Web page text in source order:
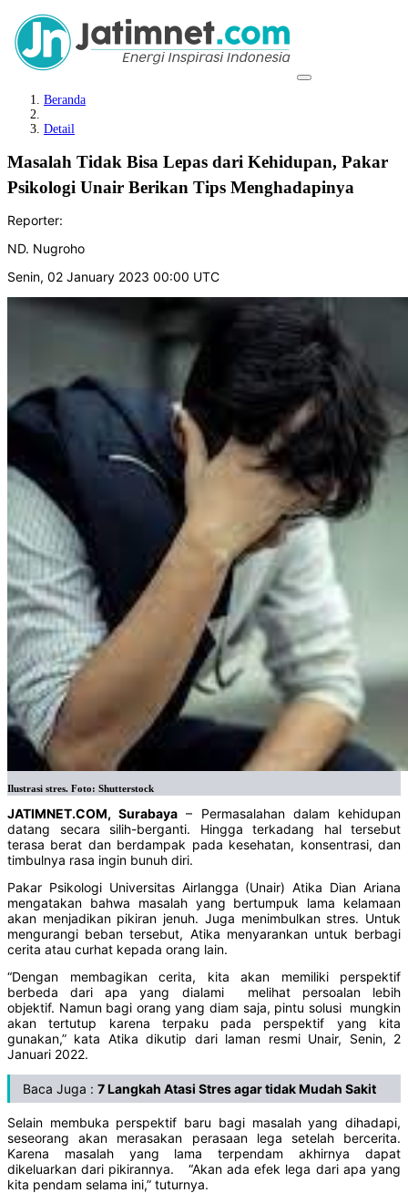
Beranda
Detail
Masalah Tidak Bisa Lepas dari Kehidupan, Pakar
Psikologi Unair Berikan Tips Menghadapinya
Reporter:
ND. Nugroho
Senin, 02 January 2023 00:00 UTC
Ilustrasi stres. Foto: Shutterstock
JATIMNET.COM, Surabaya – Permasalahan dalam kehidupan
datang secara silih-berganti. Hingga terkadang hal tersebut
terasa berat dan berdampak pada kesehatan, konsentrasi, dan
timbulnya rasa ingin bunuh diri.
Pakar Psikologi Universitas Airlangga (Unair) Atika Dian Ariana
mengatakan bahwa masalah yang bertumpuk lama kelamaan
akan menjadikan pikiran jenuh. Juga menimbulkan stres. Untuk
mengurangi beban tersebut, Atika menyarankan untuk berbagi
cerita atau curhat kepada orang lain.
“Dengan membagikan cerita, kita akan memiliki perspektif
berbeda dari apa yang dialami melihat persoalan lebih
objektif. Namun bagi orang yang diam saja, pintu solusi mungkin
akan tertutup karena terpaku pada perspektif yang kita
gunakan,” kata Atika dikutip dari laman resmi Unair, Senin, 2
Januari 2022.
Baca Juga : 7 Langkah Atasi Stres agar tidak Mudah Sakit
Selain membuka perspektif baru bagi masalah yang dihadapi,
seseorang akan merasakan perasaan lega setelah bercerita.
Karena masalah yang lama terpendam akhirnya dapat
dikeluarkan dari pikirannya. “Akan ada efek lega dari apa yang
kita pendam selama ini,” tuturnya.